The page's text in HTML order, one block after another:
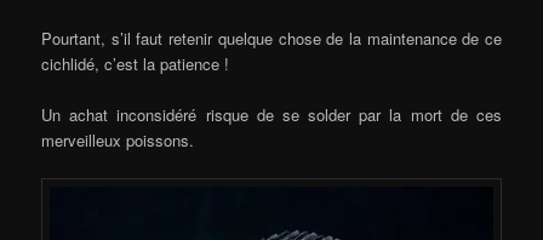
Pourtant, s’il faut retenir quelque chose de la maintenance de ce
cichlidé, c’est la patience !
Un achat inconsidéré risque de se solder par la mort de ces
merveilleux poissons.